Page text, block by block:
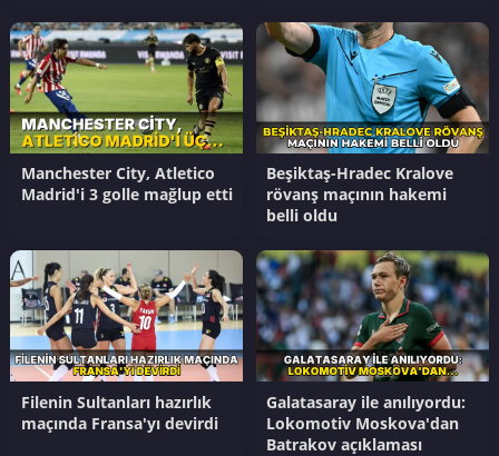
Manchester City, Atletico
Madrid'i 3 golle mağlup etti
Beşiktaş-Hradec Kralove
rövanş maçının hakemi
belli oldu
Filenin Sultanları hazırlık
maçında Fransa'yı devirdi
Galatasaray ile anılıyordu:
Lokomotiv Moskova'dan
Batrakov açıklaması